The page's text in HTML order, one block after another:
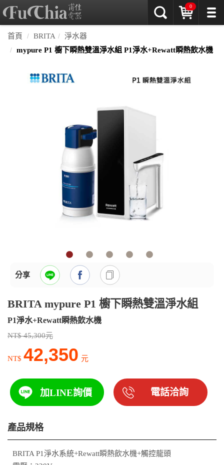
0
首頁 BRITA
淨水器
mypure P1 櫥下瞬熱雙溫淨水組 P1淨水+Rewatt瞬熱飲水機
分享
BRITA mypure P1 櫥下瞬熱雙溫淨水組
P1淨水+Rewatt瞬熱飲水機
NT$ 45,300元
NT$ 42,350 元
加LINE詢價 電話洽詢
產品規格
BRITA P1淨水系統+Rewatt瞬熱飲水機+觸控龍頭